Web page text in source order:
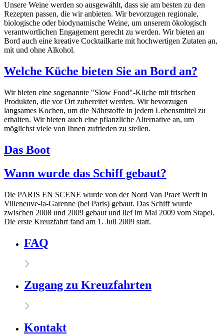
Unsere Weine werden so ausgewählt, dass sie am besten zu den
Rezepten passen, die wir anbieten. Wir bevorzugen regionale,
biologische oder biodynamische Weine, um unserem ökologisch
verantwortlichen Engagement gerecht zu werden. Wir bieten an
Bord auch eine kreative Cocktailkarte mit hochwertigen Zutaten an,
mit und ohne Alkohol.
Welche Küche bieten Sie an Bord an?
Wir bieten eine sogenannte "Slow Food"-Küche mit frischen
Produkten, die vor Ort zubereitet werden. Wir bevorzugen
langsames Kochen, um die Nährstoffe in jedem Lebensmittel zu
erhalten. Wir bieten auch eine pflanzliche Alternative an, um
möglichst viele von Ihnen zufrieden zu stellen.
Das Boot
Wann wurde das Schiff gebaut?
Die PARIS EN SCENE wurde von der Nord Van Praet Werft in
Villeneuve-la-Garenne (bei Paris) gebaut. Das Schiff wurde
zwischen 2008 und 2009 gebaut und lief im Mai 2009 vom Stapel.
Die erste Kreuzfahrt fand am 1. Juli 2009 statt.
FAQ
Zugang zu Kreuzfahrten
Kontakt